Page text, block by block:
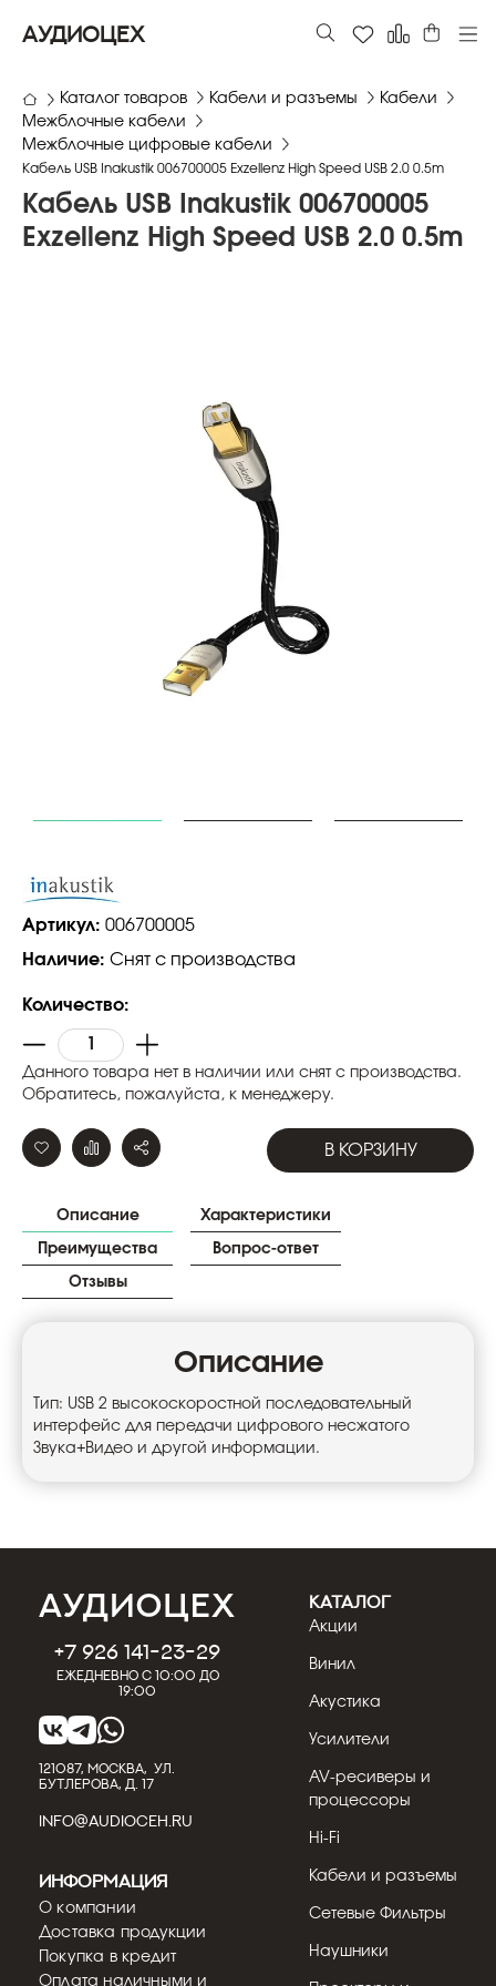
АУДИОЦЕХ
Каталог товаров Кабели и разъемы
Кабели
Межблочные кабели
Межблочные цифровые кабели
Кабель USB Inakustik 006700005 Exzellenz High Speed USB 2.0 0.5m
Кабель USB Inakustik 006700005
Exzellenz High Speed USB 2.0 0.5m
Артикул: 006700005
Наличие: Снят с производства
Количество:
Данного товара нет в наличии или снят с производства.
Обратитесь, пожалуйста, к менеджеру.
В КОРЗИНУ
Описание Характеристики
Преимущества Вопрос-ответ
Отзывы
Описание
Тип: USB 2 высокоскоростной последовательный
интерфейс для передачи цифрового несжатого
Звука+Видео и другой информации.
+7 926 141-23-29
Ежедневно с 10:00 до
19:00
121087, МОСКВА, УЛ.
БУТЛЕРОВА, Д. 17
INFO@AUDIOCEH.RU
КАТАЛОГ
Акции
Винил
Акустика
Усилители
AV-ресиверы и
процессоры
Hi-Fi
Кабели и разъемы
Сетевые Фильтры
Наушники
Информация
О компании
Доставка продукции
Покупка в кредит
Оплата наличными и